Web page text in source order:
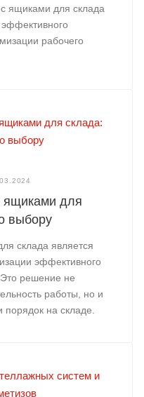
ящиками для склада
рабочего
ящиками для
выбору
склада является
эффективного
решение не
работы, но и
порядок на складе.